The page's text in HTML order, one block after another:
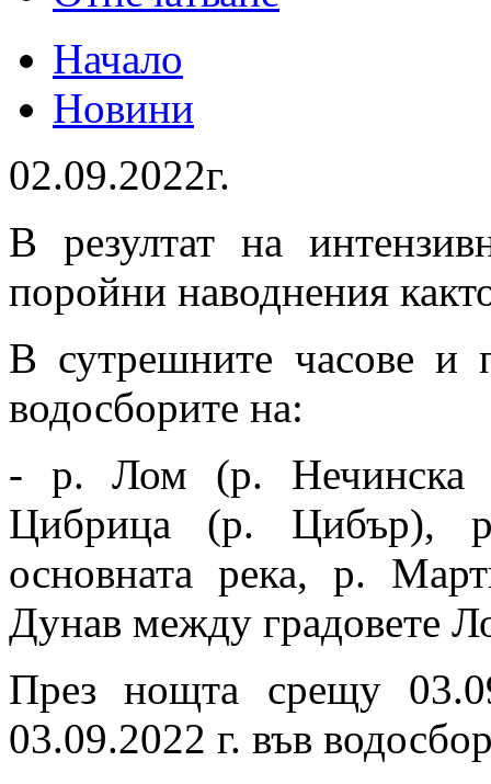
Начало
Новини
02.09.2022г.
В резултат на
поройни наводнения
В сутрешните часове и
водосборите на:
- р. Лом (р. Нечинска
Цибрица (р. Цибър),
основната река, р.
Дунав между градовете
През нощта срещу
03.09.2022 г. във